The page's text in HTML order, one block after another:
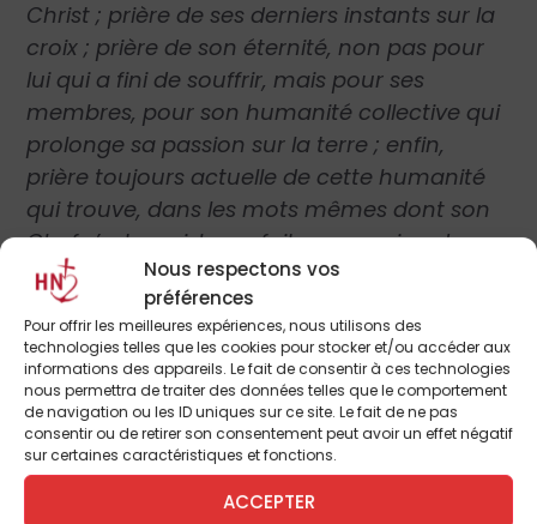
Nous respectons vos
préférences
Pour offrir les meilleures expériences, nous utilisons des
technologies telles que les cookies pour stocker et/ou accéder aux
informations des appareils. Le fait de consentir à ces technologies
nous permettra de traiter des données telles que le comportement
de navigation ou les ID uniques sur ce site. Le fait de ne pas
consentir ou de retirer son consentement peut avoir un effet négatif
sur certaines caractéristiques et fonctions.
ACCEPTER
Christ ; prière de ses derniers instants sur la
croix ; prière de son éternité, non pas pour
lui qui a fini de souffrir, mais pour ses
membres, pour son humanité collective qui
prolonge sa passion sur la terre ; enfin,
prière toujours actuelle de cette humanité
qui trouve, dans les mots mêmes dont son
Chef s’est servi, la parfaite expression de ce
qu’elle souffre quand vient sur elle l’épreuve
de la croix. »
Commentaire musical
La mélodie du 8èmemode qui habille ce
texte, est profonde et pleine de sens. Elle est